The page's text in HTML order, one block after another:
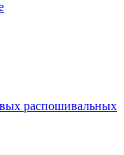
распошивальных